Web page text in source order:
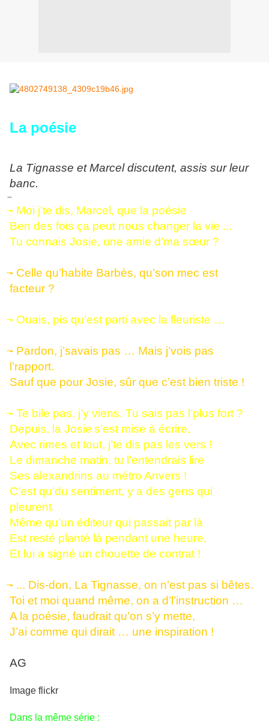
La poésie
La Tignasse et Marcel discutent, assis sur leur
banc.
- Moi j’te dis, Marcel, que la poésie
Ben des fois ça peut nous changer la vie ...
Tu connais Josie, une amie d’ma sœur ?
- Celle qu’habite Barbès, qu’son mec est
facteur ?
- Ouais, pis qu’est parti avec la fleuriste …
- Pardon, j’savais pas … Mais j’vois pas
l’rapport.
Sauf que pour Josie, sûr que c’est bien triste !
- Te bile pas, j’y viens. Tu sais pas l’plus fort ?
Depuis, la Josie s’est mise à écrire,
Avec rimes et tout, j’te dis pas les vers !
Le dimanche matin, tu l’entendrais lire
Ses alexandrins au métro Anvers !
C’est qu’du sentiment, y a des gens qui
pleurent.
Même qu’un éditeur qui passait par là
Est resté planté là pendant une heure,
Et lui a signé un chouette de contrat !
- ... Dis-don, La Tignasse, on n’est pas si bêtes.
Toi et moi quand même, on a d’l’instruction …
A la poésie, faudrait qu’on s’y mette,
J’ai comme qui dirait … une inspiration !
AG
Image flickr
Dans la même série :